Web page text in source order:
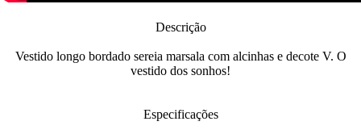
Descrição
Vestido longo bordado sereia marsala com alcinhas e decote V. O
vestido dos sonhos!
Especificações